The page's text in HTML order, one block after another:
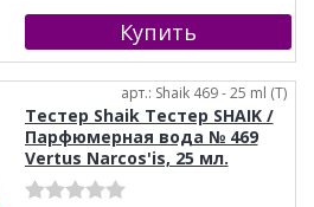
арт.: Shaik 469 - 25 ml (T)
Тестер Shaik Тестер SHAIK /
Парфюмерная вода № 469
Vertus Narcos'is, 25 мл.